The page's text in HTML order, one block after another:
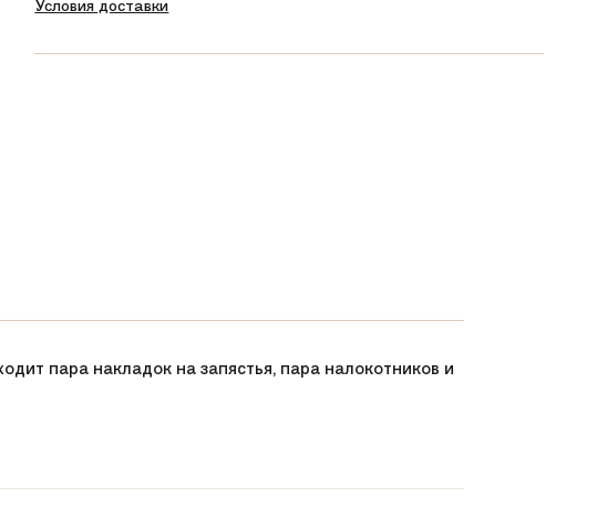
Условия доставки
пара накладок на запястья, пара налокотников и